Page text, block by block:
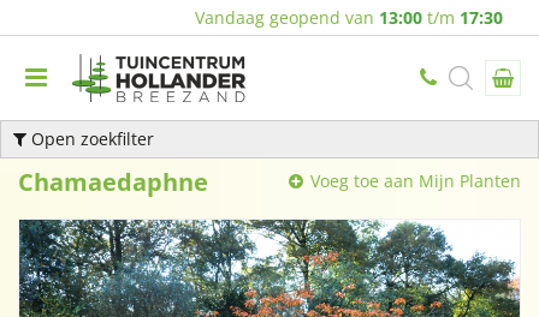
Vandaag geopend van 13:00 t/m 17:30
Open zoekfilter
Chamaedaphne Voeg toe aan Mijn Planten